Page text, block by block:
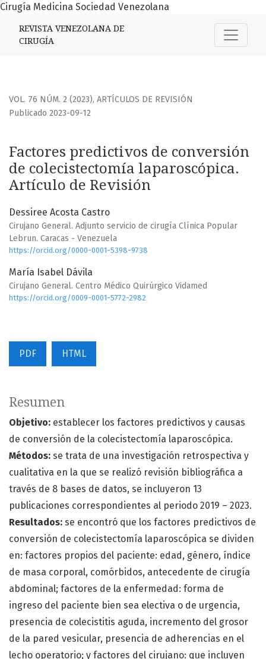
Cirugía Medicina Sociedad Venezolana
Factores predictivos de conversión de colecistectomía
REVISTA VENEZOLANA DE
CIRUGÍA
VOL. 76 NÚM. 2 (2023), ARTÍCULOS DE REVISIÓN
Factores predictivos de conversión
de colecistectomía laparoscópica.
Artículo de Revisión
Publicado 2023-09-12
Dessiree Acosta Castro
Cirujano General. Adjunto servicio de cirugía Clínica Popular
Lebrun. Caracas - Venezuela
https://orcid.org/0000-0001-5398-9738
María Isabel Dávila
Cirujano General. Centro Médico Quirúrgico Vidamed
https://orcid.org/0009-0001-5772-2982
PDF HTML
Resumen
Objetivo: establecer los factores predictivos y causas
de conversión de la colecistectomía laparoscópica.
Métodos: se trata de una investigación retrospectiva y
cualitativa en la que se realizó revisión bibliográfica a
través de 8 bases de datos, se incluyeron 13
publicaciones correspondientes al periodo 2019 – 2023.
Resultados: se encontró que los factores predictivos de
conversión de colecistectomía laparoscópica se dividen
en: factores propios del paciente: edad, género, índice
de masa corporal, comórbidos, antecedente de cirugía
abdominal; factores de la enfermedad: forma de
ingreso del paciente bien sea electiva o de urgencia,
presencia de colecistitis aguda, incremento del grosor
de la pared vesicular, presencia de adherencias en el
lecho operatorio; y factores del cirujano: que incluyen